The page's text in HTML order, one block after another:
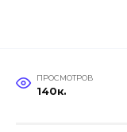
ПРОСМОТРОВ
140к.